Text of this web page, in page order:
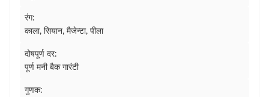
रंग:
काला, सियान, मैजेन्टा, पीला
दोषपूर्ण दर:
पूर्ण मनी बैक गारंटी
गुणक: